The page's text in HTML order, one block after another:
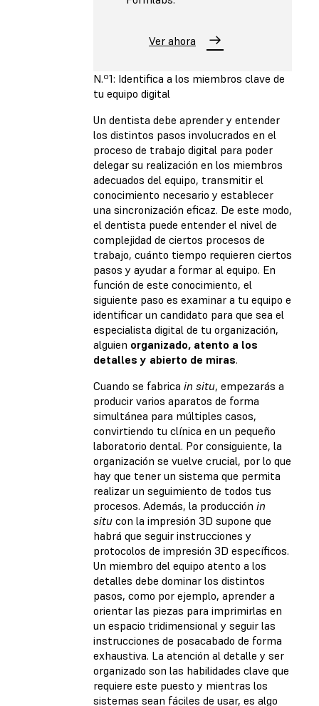
Ver ahora
N.º1: Identifica a los miembros clave de
tu equipo digital
Un dentista debe aprender y entender
los distintos pasos involucrados en el
proceso de trabajo digital para poder
delegar su realización en los miembros
adecuados del equipo, transmitir el
conocimiento necesario y establecer
una sincronización eficaz. De este modo,
el dentista puede entender el nivel de
complejidad de ciertos procesos de
trabajo, cuánto tiempo requieren ciertos
pasos y ayudar a formar al equipo. En
función de este conocimiento, el
siguiente paso es examinar a tu equipo e
identificar un candidato para que sea el
especialista digital de tu organización,
alguien organizado, atento a los
detalles y abierto de miras.
Cuando se fabrica in situ, empezarás a
producir varios aparatos de forma
simultánea para múltiples casos,
convirtiendo tu clínica en un pequeño
laboratorio dental. Por consiguiente, la
organización se vuelve crucial, por lo que
hay que tener un sistema que permita
realizar un seguimiento de todos tus
procesos. Además, la producción in
situ con la impresión 3D supone que
habrá que seguir instrucciones y
protocolos de impresión 3D específicos.
Un miembro del equipo atento a los
detalles debe dominar los distintos
pasos, como por ejemplo, aprender a
orientar las piezas para imprimirlas en
un espacio tridimensional y seguir las
instrucciones de posacabado de forma
exhaustiva. La atención al detalle y ser
organizado son las habilidades clave que
requiere este puesto y mientras los
sistemas sean fáciles de usar, es algo